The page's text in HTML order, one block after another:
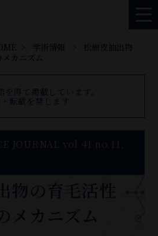
学術情報
松樹皮抽出物
メカニズム
を得て掲載しています。
転載を禁じます
JOURNAL vol.41 no.11,